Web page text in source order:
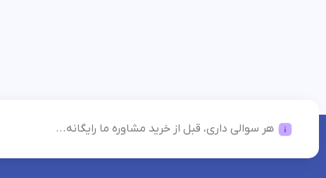
هر سوالی داری، قبل از خرید مشاوره ما رایگانه...